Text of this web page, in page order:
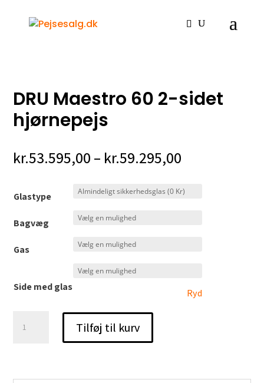
DRU Maestro 60 2-sidet
hjørnepejs
kr.53.595,00 – kr.59.295,00
til
Glastype
Bagvæg
Gas
Side med glas
Ryd
Tilføj til kurv